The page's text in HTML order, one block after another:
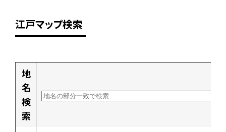
江戸マップ検索
地
名
検
索